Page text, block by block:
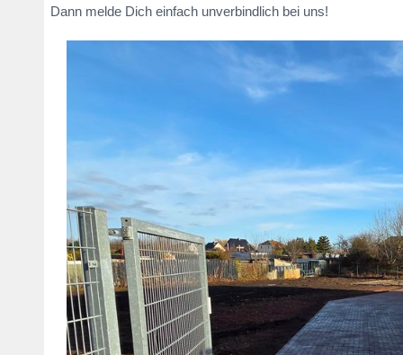
Dann melde Dich einfach unverbindlich bei uns!